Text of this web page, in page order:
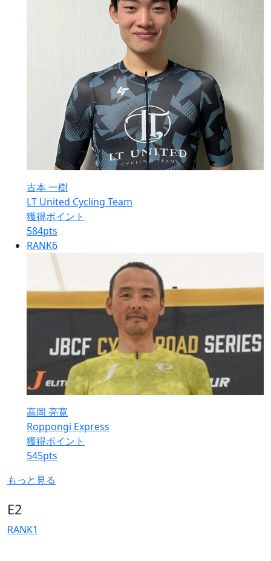
古本 一樹
LT United Cycling Team
獲得ポイント
584pts
RANK6
高岡 亮寛
Roppongi Express
獲得ポイント
545pts
もっと見る
E2
RANK1